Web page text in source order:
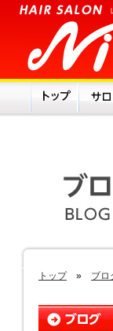
トップ» ブロ